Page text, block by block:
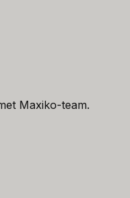
Maxiko-team.